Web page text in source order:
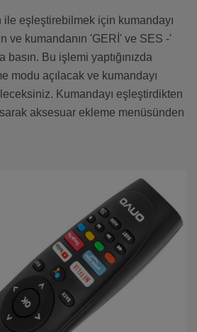
ile eşleştirebilmek için kumandayı
ve kumandanın 'GERİ' ve SES -'
Bu işlemi yaptığınızda
modu açılacak ve kumandayı
Kumandayı eşleştirdikten
aksesuar ekleme menüsünden